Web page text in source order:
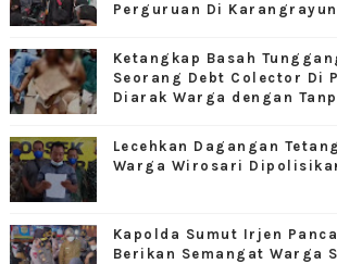
Perguruan Di
Ketangkap Basah
Seorang Debt Colector Di
Diarak Warga dengan
Lecehkan Dagangan
Warga Wirosari
Kapolda Sumut Irjen
Berikan Semangat Warga